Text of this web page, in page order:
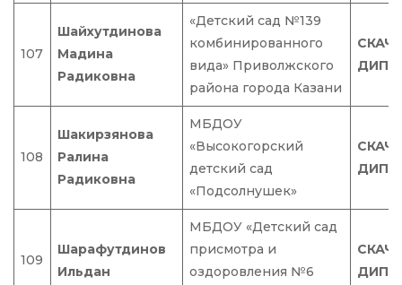
107
Шайхутдинова
Мадина
Радиковна
«Детский сад №139
комбинированного
вида» Приволжского
района города Казани
108
Шакирзянова
Ралина
Радиковна
МБДОУ
«Высокогорский
детский сад
«Подсолнушек»
109
Шарафутдинов
Ильдан
МБДОУ «Детский сад
присмотра и
оздоровления №6